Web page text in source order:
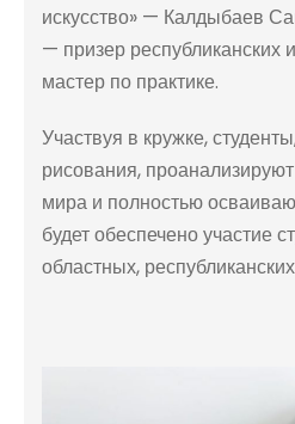
искусство» — Калдыбаев
— призер республиканских
мастер по практике.
Участвуя в кружке,
рисования,
мира и полностью
будет обеспечено участие
областных,